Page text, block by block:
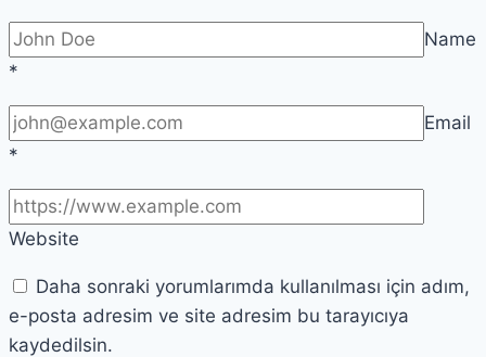
Name
*
Email
*
Website
Daha sonraki yorumlarımda kullanılması için adım,
e-posta adresim ve site adresim bu tarayıcıya
kaydedilsin.